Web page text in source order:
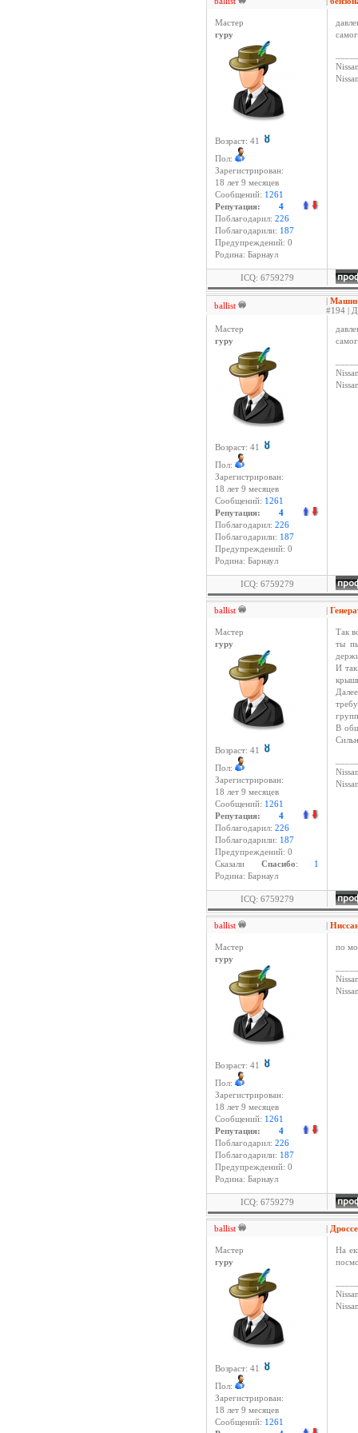
Мастер
гуру
Возраст: 41
Пол:
Зарегистрирован:
18 лет 9 месяцев
Сообщений: 1261
Репутация: 4
Поблагодарил: 226
Поблагодарили: 187
Предупреждений: 0
Родина: Барнаул
ICQ: 6759279
ballist |
#194 |
Мастер
гуру
Возраст: 41
Пол:
Зарегистрирован:
18 лет 9 месяцев
Сообщений: 1261
Репутация: 4
Поблагодарил: 226
Поблагодарили: 187
Предупреждений: 0
Родина: Барнаул
ICQ: 6759279
ballist |
Мастер
гуру
Возраст: 41
Пол:
Зарегистрирован:
18 лет 9 месяцев
Сообщений: 1261
Репутация: 4
Поблагодарил: 226
Поблагодарили: 187
Предупреждений: 0
Cказали Спасибо: 1
Родина: Барнаул
Так
ты
И так
В
ICQ: 6759279
ballist |
Мастер
гуру
Возраст: 41
Пол:
Зарегистрирован:
18 лет 9 месяцев
Сообщений: 1261
Репутация: 4
Поблагодарил: 226
Поблагодарили: 187
Предупреждений: 0
Родина: Барнаул
по
ICQ: 6759279
ballist |
Мастер
гуру
Возраст: 41
Пол:
Зарегистрирован:
18 лет 9 месяцев
Сообщений: 1261
На